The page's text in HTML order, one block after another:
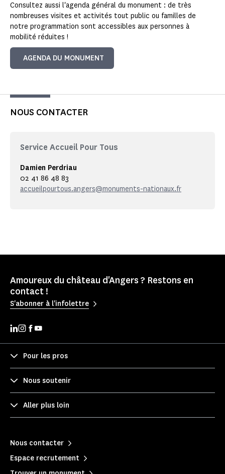
Consultez aussi l'agenda général du monument : de très
nombreuses visites et activités tout public ou familles de
notre programmation sont accessibles aux personnes à
mobilité réduites !
AGENDA DU MONUMENT
NOUS CONTACTER
Service Accueil Pour Tous
Damien Perdriau
02 41 86 48 83
accueilpourtous.angers@monuments-nationaux.fr
Amoureux du château d'Angers ? Restons en
contact !
S'abonner à l'infolettre
Pour les pros
Nous soutenir
Aller plus loin
Nous contacter
Espace recrutement